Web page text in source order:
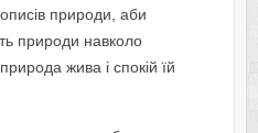
природи, аби
природи навколо
жива і спокій їй